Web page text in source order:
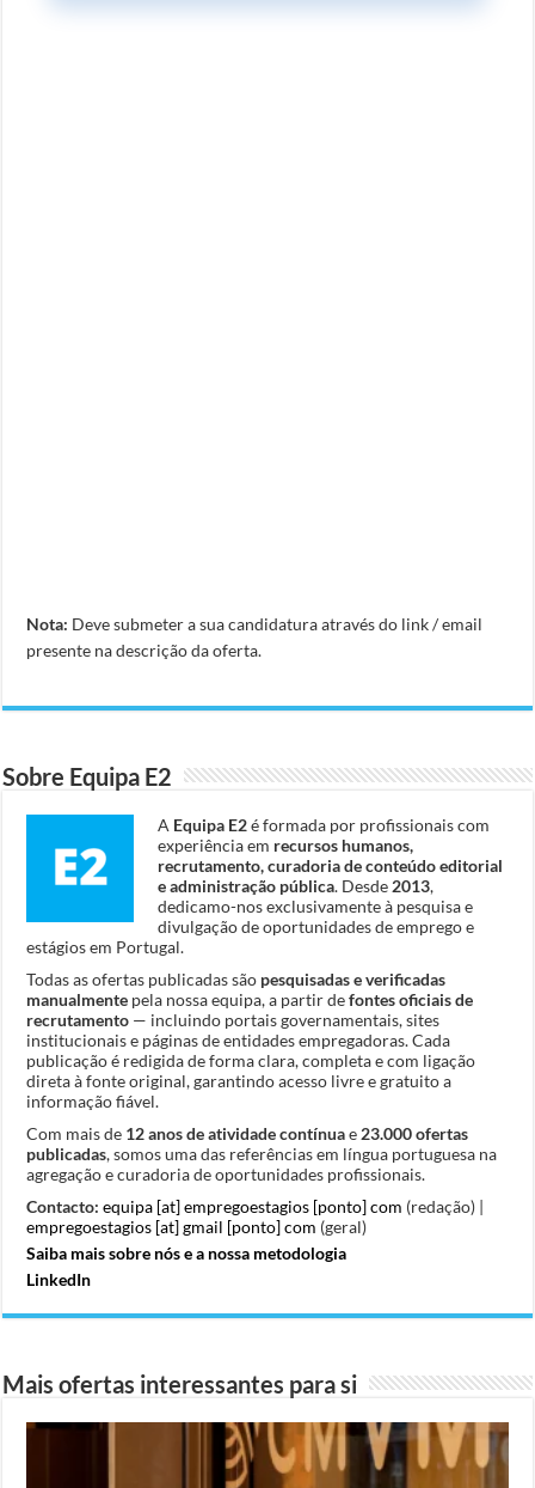
Nota: Deve submeter a sua candidatura através do link / email
presente na descrição da oferta.
Sobre Equipa E2
A Equipa E2é formada por profissionais com
experiência em recursos humanos,
recrutamento, curadoria de conteúdo editorial
e administração pública. Desde 2013,
dedicamo-nos exclusivamente à pesquisa e
divulgação de oportunidades de emprego e
estágios em Portugal.
Todas as ofertas publicadas são pesquisadas e verificadas
manualmente pela nossa equipa, a partir defontes oficiais de
recrutamento — incluindo portais governamentais, sites
institucionais e páginas de entidades empregadoras. Cada
publicação é redigida de forma clara, completa e com ligação
direta à fonte original, garantindo acesso livre e gratuito a
informação fiável.
Com mais de 12 anos de atividade contínuae 23.000 ofertas
publicadas, somos uma das referências em língua portuguesa na
agregação e curadoria de oportunidades profissionais.
Contacto: equipa [at] empregoestagios [ponto] com (redação) |
empregoestagios [at] gmail [ponto] com (geral)
Saiba mais sobre nós e a nossa metodologia
LinkedIn
Mais ofertas interessantes para si